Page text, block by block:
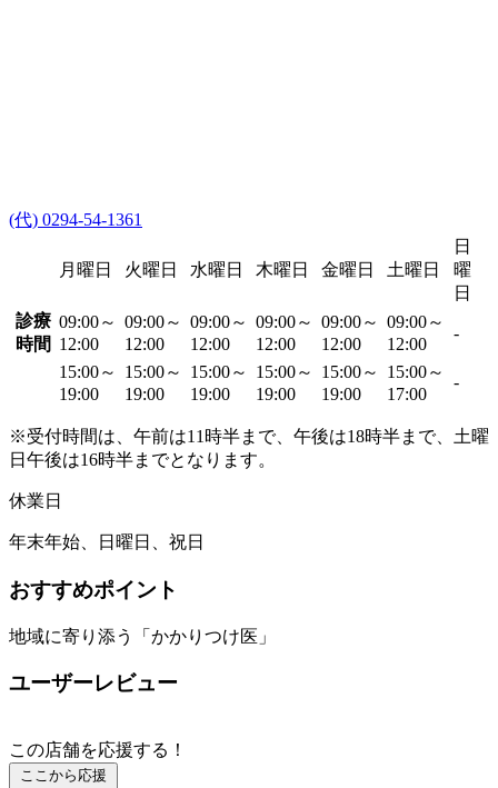
(代) 0294-54-1361
月曜日 火曜日 水曜日 木曜日 金曜日 土曜日
日
曜
日
診療
時間
09:00～
12:00
09:00～
12:00
09:00～
12:00
09:00～
12:00
09:00～
12:00
09:00～
12:00
-
15:00～
19:00
15:00～
19:00
15:00～
19:00
15:00～
19:00
15:00～
19:00
15:00～
17:00
-
※受付時間は、午前は11時半まで、午後は18時半まで、土曜
日午後は16時半までとなります。
休業日
年末年始、日曜日、祝日
おすすめポイント
地域に寄り添う「かかりつけ医」
ユーザーレビュー
この店舗を応援する！
ここから応援